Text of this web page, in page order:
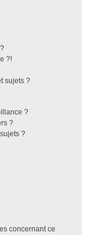
?!
sujets ?
?
?
?
concernant ce